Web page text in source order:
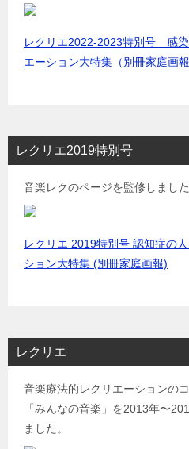
レクリエ2022-2023特別号 感
エーション大特集（別冊家庭画報
レクリエ2019特別号
音楽レクのページを監修しました
レクリエ 2019特別号 認知症の
ション大特集 (別冊家庭画報)
レクリエ
音楽療法的レクリエーションの
「みんなの音楽」を2013年〜
ました。